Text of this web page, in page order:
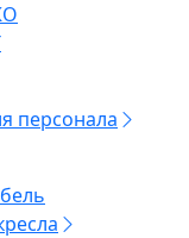
персонала